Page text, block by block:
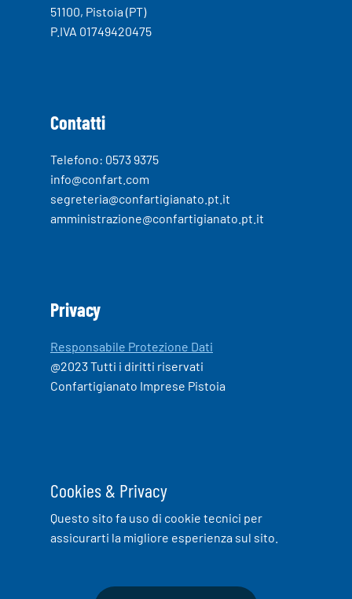
51100, Pistoia (PT)
P.IVA 01749420475
Contatti
Telefono: 0573 9375
info@confart.com
segreteria@confartigianato.pt.it
amministrazione@confartigianato.pt.it
Privacy
Responsabile Protezione Dati
@2023 Tutti i diritti riservati
Confartigianato Imprese Pistoia
Cookies & Privacy
Questo sito fa uso di cookie tecnici per
assicurarti la migliore esperienza sul sito.